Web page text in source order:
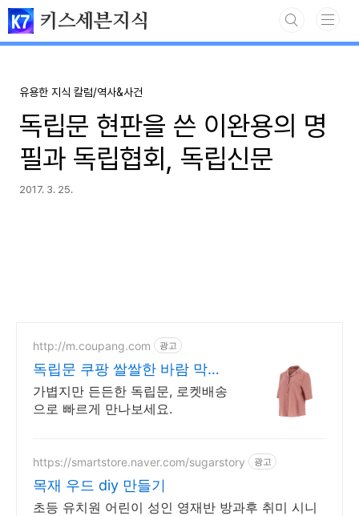
본문 바로가기
키스세븐지식
유용한 지식 칼럼/역사&사건
독립문 현판을 쓴 이완용의 명
필과 독립협회, 독립신문
2017. 3. 25.
http://m.coupang.com 광고
독립문 쿠팡 쌀쌀한 바람 막아
주는
가볍지만 든든한 독립문, 로켓배송
으로 빠르게 만나보세요.
https://smartstore.naver.com/sugarstory 광고
목재 우드 diy 만들기
초등 유치원 어린이 성인 영재반 방과후 취미 시니